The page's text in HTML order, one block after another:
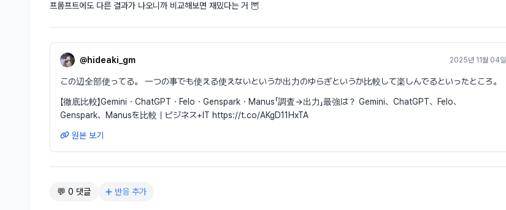
프롬프트에도 다른 결과가 나오니까 비교해보면 재밌다는 거 🦉
@hideaki_gm 2025년 11월 04일
この辺全部使ってる。 一つの事でも使える使えないというか出力のゆらぎというか比較して楽しんでるといったところ。
【徹底比較】Gemini・ChatGPT・Felo・Genspark・Manus「調査→出力」最強は？ Gemini、ChatGPT、Felo、
Genspark、Manusを比較｜ビジネス+IT https://t.co/AKgD11HxTA
원본 보기
💬 0 댓글 ➕ 반응 추가